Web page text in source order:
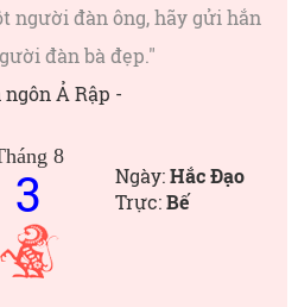
người đàn ông, hãy gửi hắn
đàn bà đẹp."
ngôn Ả Rập -
8
3 Ngày:Hắc Đạo
Trực:Bế